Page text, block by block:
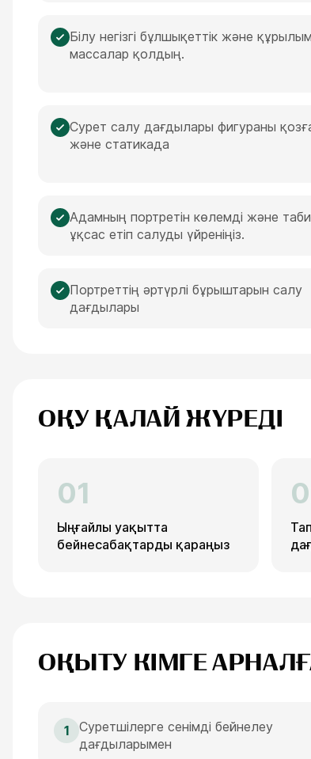
Білу негізгі бұлшықеттік және
массалар қолдың.
Сурет салу дағдылары фигураны
және статикада
Адамның портретін көлемді және
ұқсас етіп салуды үйреніңіз.
Портреттің әртүрлі бұрыштарын салу
дағдылары
ОҚУ ҚАЛАЙ ЖҮРЕДІ
01
Ыңғайлы уақытта
бейнесабақтарды қараңыз
ОҚЫТУ КІМГЕ
1
Суретшілерге сенімді бейнелеу
дағдыларымен